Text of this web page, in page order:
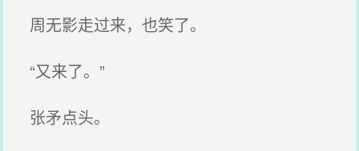
周无影走过来，也笑了。
“又来了。”
张矛点头。